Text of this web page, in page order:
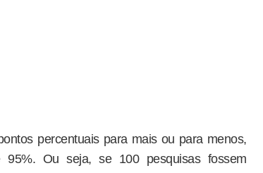
percentuais para mais ou para menos,
Ou seja, se 100 pesquisas fossem